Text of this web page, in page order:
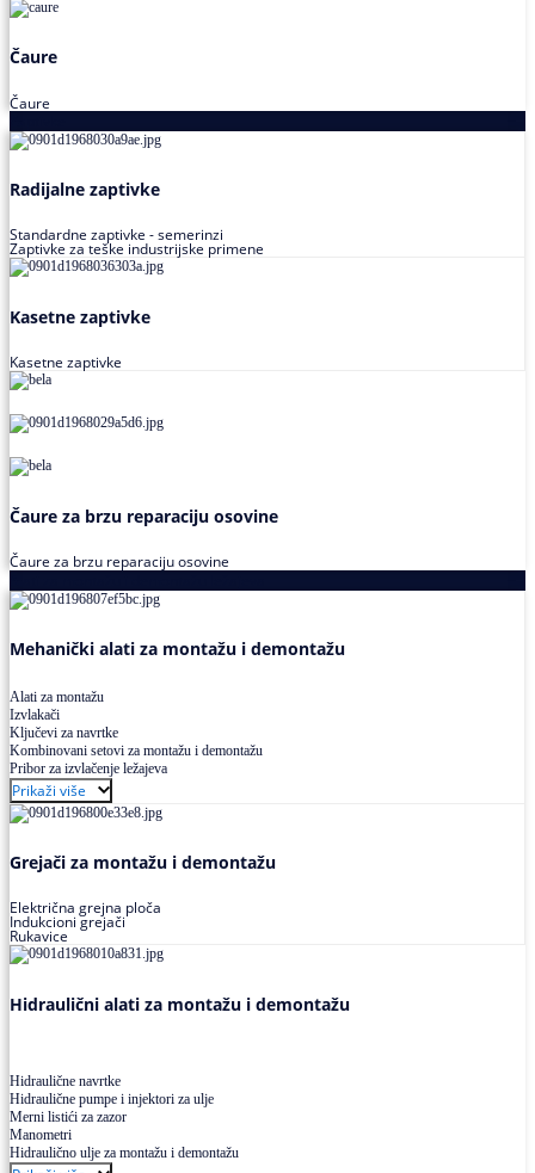
Čaure
Čaure
Radijalne zaptivke
Standardne zaptivke - semerinzi
Zaptivke za teške industrijske primene
Kasetne zaptivke
Kasetne zaptivke
Čaure za brzu reparaciju osovine
Čaure za brzu reparaciju osovine
Mehanički alati za montažu i demontažu
Alati za montažu
Izvlakači
Ključevi za navrtke
Kombinovani setovi za montažu i demontažu
Pribor za izvlačenje ležajeva
Prikaži više
Grejači za montažu i demontažu
Električna grejna ploča
Indukcioni grejači
Rukavice
Hidraulični alati za montažu i demontažu
Hidraulične navrtke
Hidraulične pumpe i injektori za ulje
Merni listići za zazor
Manometri
Hidraulično ulje za montažu i demontažu